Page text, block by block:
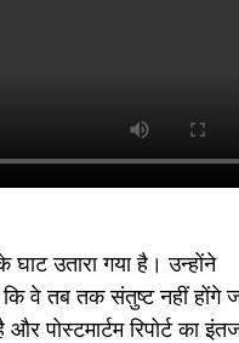
उतारा गया है। उन्होंने
कि वे तब तक संतुष्ट नहीं होंगे
पोस्टमार्टम रिपोर्ट का